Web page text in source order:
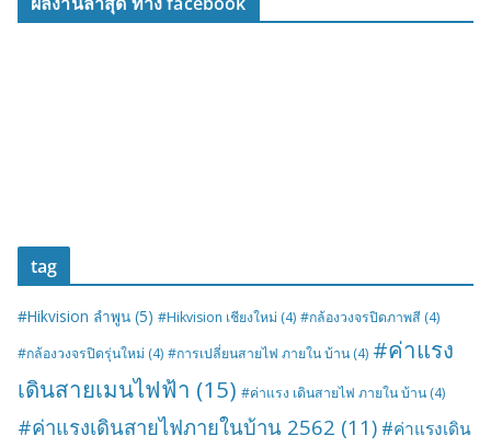
tag
#Hikvision ลำพูน (5) #Hikvision เชียงใหม่ (4) #กล้องวงจรปิดภาพสี (4)
#กล้องวงจรปิดรุ่นใหม่ (4) #การเปลี่ยนสายไฟ ภายใน บ้าน (4) #ค่าแรง
เดินสายเมนไฟฟ้า (15) #ค่าแรง เดินสายไฟ ภายใน บ้าน (4)
#ค่าแรงเดินสายไฟภายในบ้าน 2562 (11) #ค่าแรงเดิน